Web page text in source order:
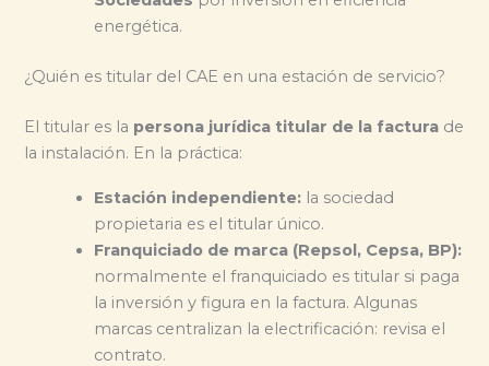
energética.
¿Quién es titular del CAE en una estación de servicio?
El titular es la persona jurídica titular de la factura de
la instalación. En la práctica:
Estación independiente: la sociedad
propietaria es el titular único.
Franquiciado de marca (Repsol, Cepsa, BP):
normalmente el franquiciado es titular si paga
la inversión y figura en la factura. Algunas
marcas centralizan la electrificación: revisa el
contrato.